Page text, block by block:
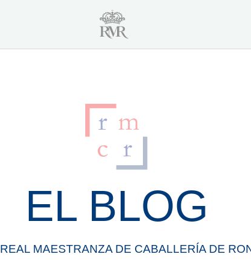
EL BLOG
REAL MAESTRANZADE CABALLERÍADE